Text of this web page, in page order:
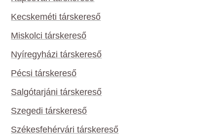
Kecskeméti társkereső
Miskolci társkereső
Nyíregyházi társkereső
Pécsi társkereső
Salgótarjáni társkereső
Szegedi társkereső
Székesfehérvári társkereső